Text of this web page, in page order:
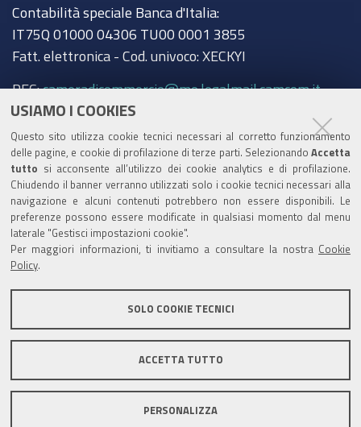
USIAMO I COOKIES
Questo sito utilizza cookie tecnici necessari al corretto funzionamento
delle pagine, e cookie di profilazione di terze parti. Selezionando Accetta
tutto si acconsente all’utilizzo dei cookie analytics e di profilazione.
Chiudendo il banner verranno utilizzati solo i cookie tecnici necessari alla
navigazione e alcuni contenuti potrebbero non essere disponibili. Le
preferenze possono essere modificate in qualsiasi momento dal menu
laterale "Gestisci impostazioni cookie".
Per maggiori informazioni, ti invitiamo a consultare la nostra Cookie
Policy
SOLO COOKIE TECNICI
ACCETTA TUTTO
PERSONALIZZA
Contabilità speciale Banca d'Italia:
IT75Q 01000 04306 TU00 0001 3855
Fatt. elettronica - Cod. univoco: XECKYI
PEC:cameradicommercio@mo.legalmail.camcom.it
Amministrazione trasparente
Albo Camerale
Pubblicità Legale
Area riservata Amministratori
Informativa generale
Informative privacy
Accessibilità
Note legali
Informativa estesa sui cookie
Social media policy